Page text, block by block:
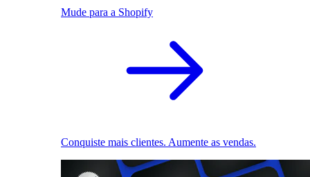
Mude para a Shopify
Conquiste mais clientes. Aumente as vendas.